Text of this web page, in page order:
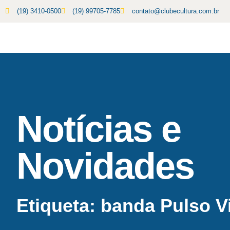
(19) 3410-0500 (19) 99705-7785 contato@clubecultura.com.br
Notícias e
Novidades
Etiqueta: banda Pulso